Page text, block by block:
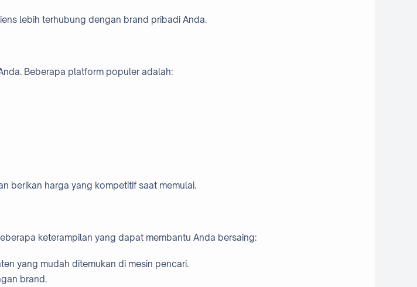
lebih terhubung dengan brand pribadi Anda.
Beberapa platform populer adalah:
berikan harga yang kompetitif saat memulai.
keterampilan yang dapat membantu Anda bersaing:
yang mudah ditemukan di mesin pencari.
brand.